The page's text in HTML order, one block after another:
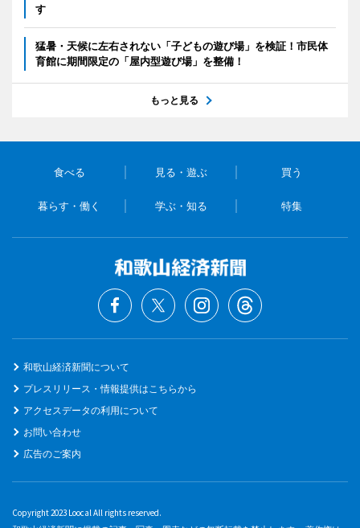
す
猛暑・天候に左右されない「子どもの遊び場」を検証！市民体
育館に期間限定の「屋内型遊び場」を整備！
もっと見る
食べる 見る・遊ぶ 買う
暮らす・働く 学ぶ・知る 特集
和歌山経済新聞について
プレスリリース・情報提供はこちらから
アクセスデータの利用について
お問い合わせ
広告のご案内
Copyright 2023 Loocal All rights reserved.